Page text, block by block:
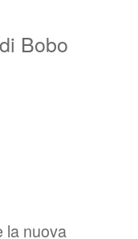
Bobo
la nuova